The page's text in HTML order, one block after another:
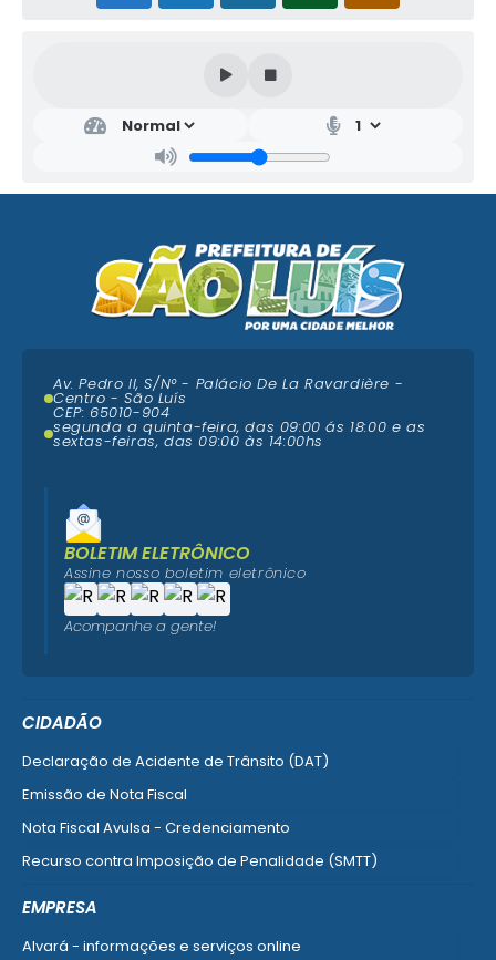
CIDADÃO
Declaração de Acidente de Trânsito (DAT)
Emissão de Nota Fiscal
Nota Fiscal Avulsa - Credenciamento
Recurso contra Imposição de Penalidade (SMTT)
EMPRESA
Alvará - informações e serviços online
Av. Pedro II, S/N° - Palácio De La Ravardière -
Centro - São Luís
CEP: 65010-904
segunda a quinta-feira, das 09:00 ás 18:00 e as
sextas-feiras, das 09:00 às 14:00hs
BOLETIM ELETRÔNICO
Assine nosso boletim eletrônico
Acompanhe a gente!